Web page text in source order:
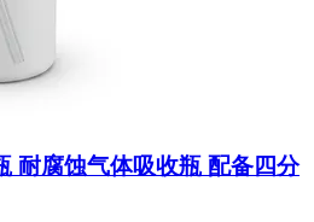
耐腐蚀气体吸收瓶 配备四分